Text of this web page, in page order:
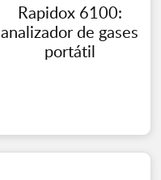
Rapidox 6100:
analizador de gases
portátil